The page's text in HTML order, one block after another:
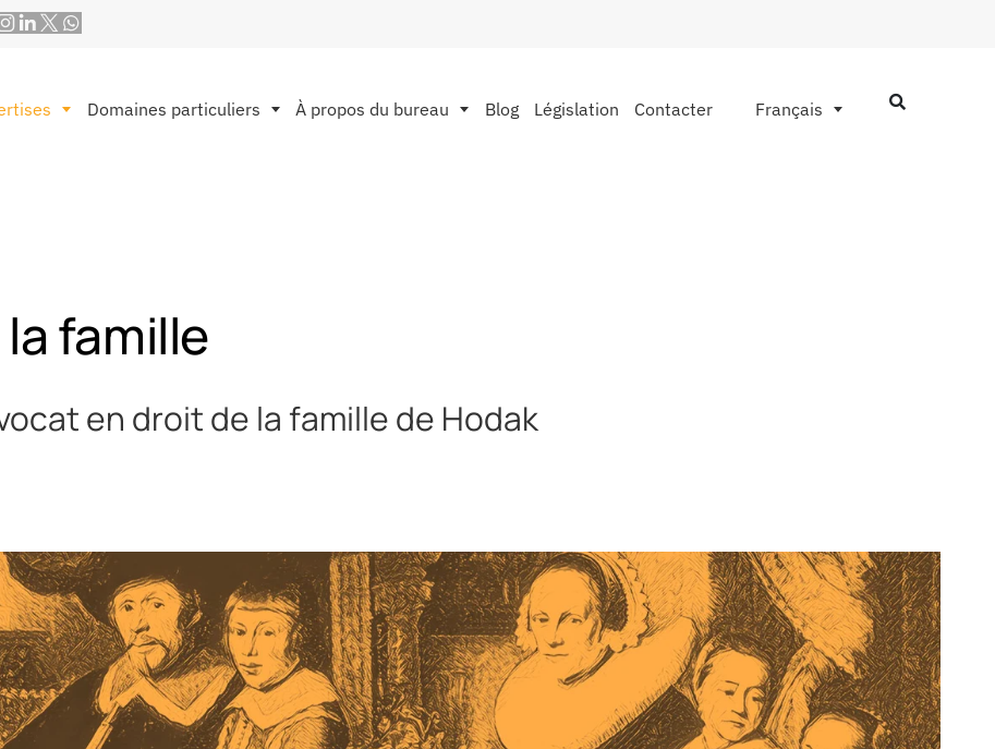
Domaines particuliers À propos du bureau Blog Législation Contacter Français
famille
en droit de la famille de Hodak